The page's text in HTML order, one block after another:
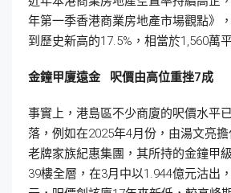
年第一季香港商業房地產市場觀點》
到歷史新高的17.5%，相當於1,560萬
金鐘甲廈遠金 呎價由高位重挫7成
事實上，港島區不少商廈的呎價水平
落，例如在2025年4月份，由湯文亮
老牌家族紀惠集團，其所持的金鐘甲
39樓全層，在3月中以1.944億元沽出